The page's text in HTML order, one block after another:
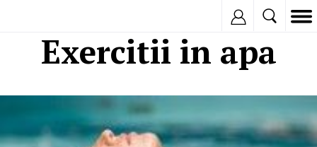
Exercitii in apa